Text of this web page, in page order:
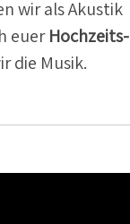
wir als Akustik
euerHochzeits­
die Musik.